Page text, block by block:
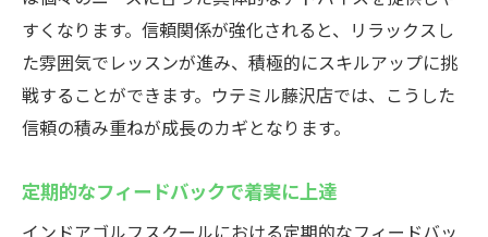
すくなります。信頼関係が強化されると、リラックスし
た雰囲気でレッスンが進み、積極的にスキルアップに挑
戦することができます。ウテミル藤沢店では、こうした
信頼の積み重ねが成長のカギとなります。
定期的なフィードバックで着実に上達
インドアゴルフスクールにおける定期的なフィードバッ